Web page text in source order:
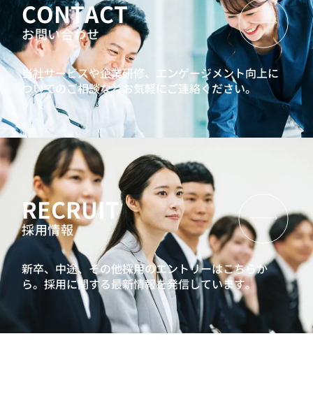
CONTACT
お問い合わせ
当社サービスや企業研修、エンゲージメント向上に
ついてのご相談などお気軽にご連絡ください。
RECRUIT
採用情報
新卒、中途、その他採用のエントリーはこちらか
ら。採用に関する最新情報を発信しています。